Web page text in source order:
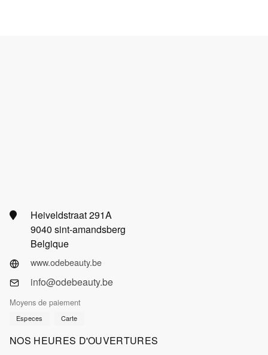
Heiveldstraat 291A
9040 sint-amandsberg
Belgique
www.odebeauty.be
info@odebeauty.be
Moyens de paiement
Especes Carte
NOS HEURES D'OUVERTURES